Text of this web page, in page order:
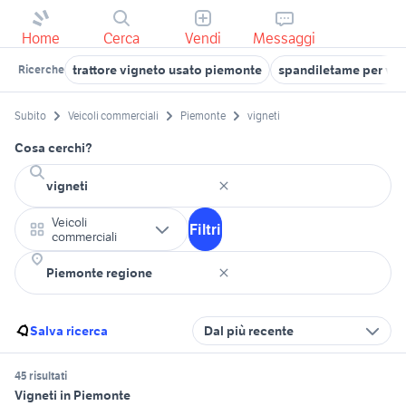
Home Cerca Vendi Messaggi
Ricerche trattore vigneto usato piemonte spandiletame per
Subito Veicoli commerciali Piemonte vigneti
Cosa cerchi?
Veicoli
commerciali
Filtri
Salva ricerca Dal più recente
45 risultati
Vigneti in Piemonte